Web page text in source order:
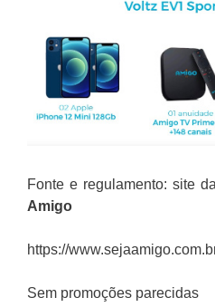
Fonte e regulamento: site da
Amigo
https://
Sem promoções parecidas